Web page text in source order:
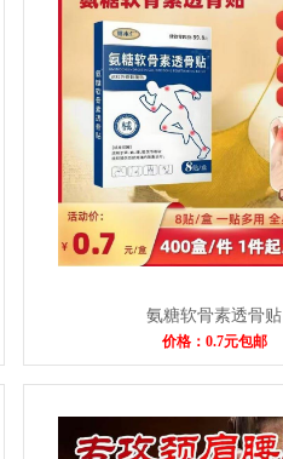
氨糖软骨素透骨贴
价格：0.7元包邮